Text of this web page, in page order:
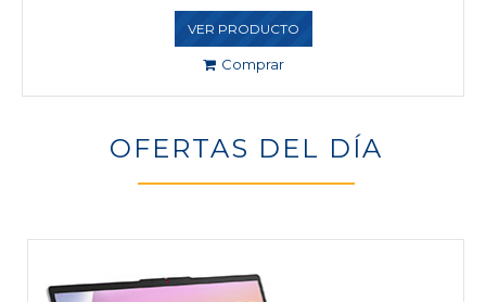
VER PRODUCTO
Comprar
OFERTAS DEL DÍA